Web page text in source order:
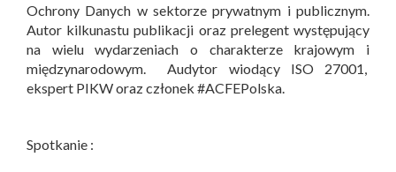
Ochrony Danych w sektorze prywatnym i publicznym.
Autor kilkunastu publikacji oraz prelegent występujący
na wielu wydarzeniach o charakterze krajowym i
międzynarodowym. Audytor wiodący ISO 27001,
ekspert PIKW oraz członek #ACFEPolska.
Spotkanie :